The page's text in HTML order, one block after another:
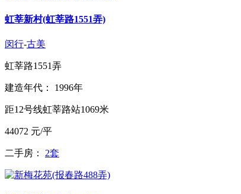
虹莘新村(虹莘路1551弄)
闵行-古美
虹莘路1551弄
建造年代： 1996年
距12号线虹莘路站1069米
44072 元/平
二手房： 2套